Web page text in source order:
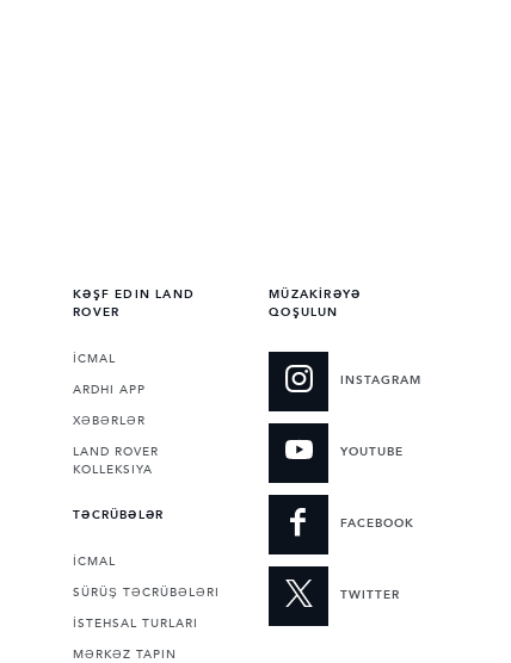
KƏŞF EDIN LAND
ROVER
İCMAL
ARDHI APP
XƏBƏRLƏR
LAND ROVER
KOLLEKSIYA
TƏCRÜBƏLƏR
İCMAL
SÜRÜŞ TƏCRÜBƏLƏRI
İSTEHSAL TURLARI
MƏRKƏZ TAPIN
MÜZAKİRƏYƏ
QOŞULUN
INSTAGRAM
YOUTUBE
FACEBOOK
TWITTER